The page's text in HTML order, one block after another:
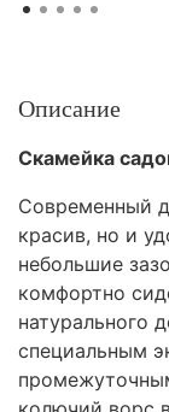
Описание
Скамейка
Современный
красив, но и
небольшие
комфортно
натурального
специальным